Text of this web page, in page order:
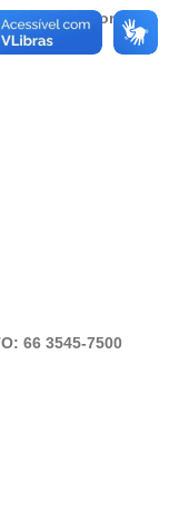
entre em contato
66 3545-7500